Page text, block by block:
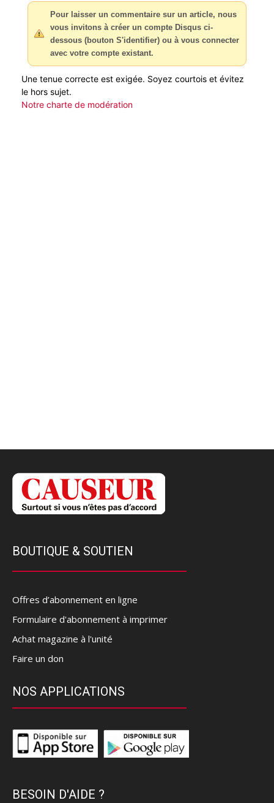
Pour laisser un commentaire sur un article, nous
vous invitons à créer un compte Disqus ci-
dessous (bouton S'identifier) ou à vous connecter
avec votre compte existant.
Une tenue correcte est exigée. Soyez courtois et évitez
le hors sujet.
Notre charte de modération
BOUTIQUE & SOUTIEN
Offres d’abonnement en ligne
Formulaire d'abonnement à imprimer
Achat magazine à l'unité
Faire un don
NOS APPLICATIONS
BESOIN D'AIDE ?